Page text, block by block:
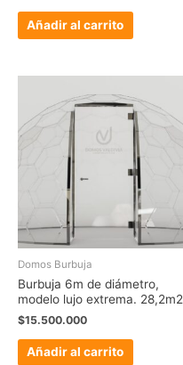
Añadir al carrito
Domos Burbuja
Burbuja 6m de diámetro,
modelo lujo extrema. 28,2m2
$15.500.000
Añadir al carrito